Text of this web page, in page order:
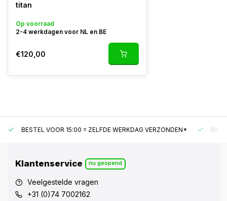
titan
Op voorraad
2-4 werkdagen voor NL en BE
€120,00
BESTEL VOOR 15:00 = ZELFDE WERKDAG VERZONDEN*
Klantenservice nu geopend
Veelgestelde vragen
+31 (0)74 7002162